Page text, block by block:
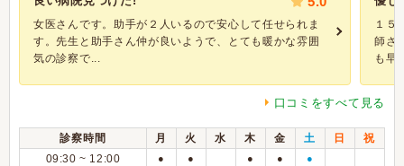
女医さんです。助手が２人いるので安心して任せられま
す。先生と助手さん仲が良いようで、とても暖かな雰囲
気の診察で...
１５
師さ
も早
口コミをすべて見る
診察時間 月 火 水 木 金 土 日
祝
09:30 ~ 12:00
● ● ● ● ●